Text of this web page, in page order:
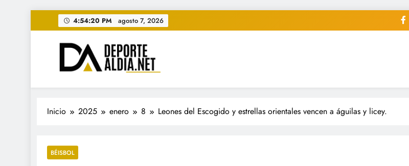
al
contenido
4:54:22 PM agosto 7, 2026
• DEPORTE AL DIA • "Periodico Deportivo Digital"
www.deportealdia.net #deportealdia #deportealdiard #deportealdiaperiodico
Inicio 2025 enero 8 Leones del Escogido y estrellas orientales vencen a águilas y licey.
BÉISBOL